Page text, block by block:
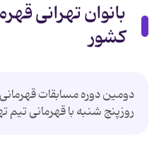
بانوان تهرانی
کشور
دومین دوره مسابقات
روزپنج شنبه با قهرمانی تیم